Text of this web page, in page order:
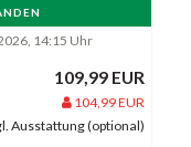
14:15 Uhr
109,99 EUR
104,99 EUR
Ausstattung (optional)